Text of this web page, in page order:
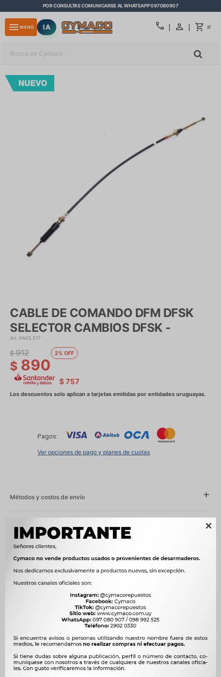

POR CONSULTAS COMUNICARSE AL WHATSAPP 097080907
call $0
menu MENÚ IA
CABLE DE COMANDO DFM DFSK
SELECTOR CAMBIOS DFSK -
KA03.577
$ 890
$ 912 2
$ 757
Pagos:
Ver opciones de pago y planes de cuotas
Métodos y costos de envío
Características
Compatibilidad DFM
Modelo SERIE K
1.051CC AF10 NAFTA
1703300-KA03
Ver mas productos de la marca Sin Marca
close